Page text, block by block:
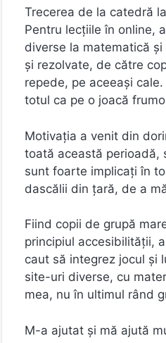
Trecerea de la catedră
Pentru lecţiile în online,
diverse la matematică
şi rezolvate, de către
repede, pe aceeaşi
totul ca pe o joacă
Motivaţia a venit din
toată această perioadă,
sunt foarte implicaţi în
dascălii din ţară, de a
Fiind copii de grupă
principiul accesibilităţii,
caut să integrez jocul și
site-uri diverse, cu
mea, nu în ultimul rând
M-a ajutat şi mă ajută